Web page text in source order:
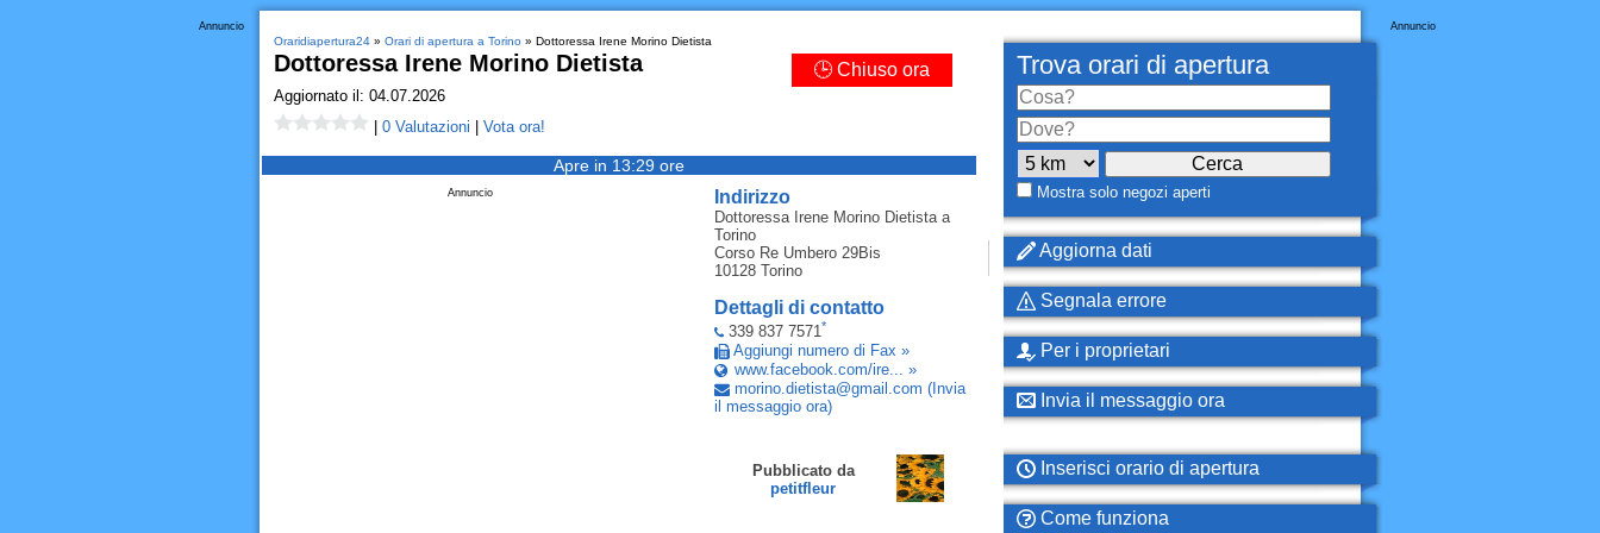
Annuncio
Oraridiapertura24» Orari di apertura a Torino» Dottoressa Irene Morino Dietista
Dottoressa Irene Morino Dietista 🕒 Chiuso ora
Aggiornato il: 04.07.2026
0 Valutazioni Vota ora!
Apre in 13:29 ore
Indirizzo
Dottoressa Irene Morino Dietistaa
Torino
Corso Re Umbero 29Bis
10128 Torino
Dettagli di contatto
339 837 7571*
Aggiungi numero di Fax »
www.facebook.com/ire... »
morino.dietista@gmail .com (Invia
il messaggio ora)
Pubblicato da
petitfleur
Annuncio
Annuncio
Trova orari di apertura
Mostra solo negozi aperti
Aggiorna dati
Segnala errore
Per i proprietari
Invia il messaggio ora
Inserisci orario di apertura
Come funziona